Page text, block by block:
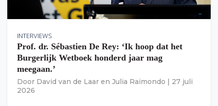
INTERVIEWS
Prof. dr. Sébastien De Rey: ‘Ik hoop dat het
Burgerlijk Wetboek honderd jaar mag
meegaan.’
Door David van de Laar en Julia Raimondo
27 juli
2026